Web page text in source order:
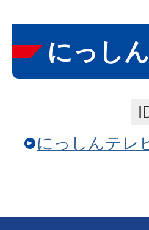
にっし
にっしんテレ